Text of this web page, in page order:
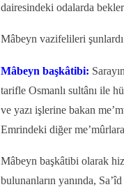
dairesindeki odalarda
Mâbeyn vazifelileri
Mâbeyn başkâtibi:
tarifle Osmanlı sultânı ile
ve yazı işlerine bakan
Emrindeki diğer me’mûrlara
Mâbeyn başkâtibi olarak
bulunanların yanında,